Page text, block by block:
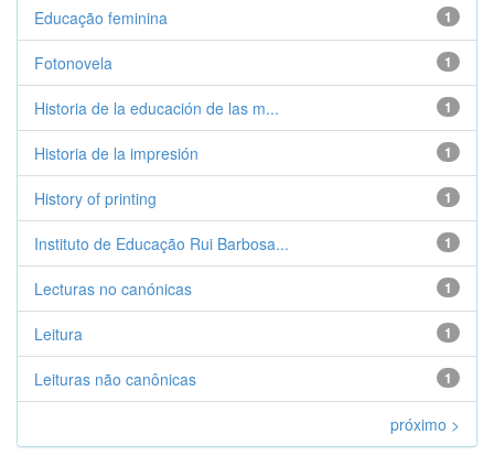
1
Educação feminina
1
Fotonovela
1
Historia de la educación de las m...
1
Historia de la impresión
1
History of printing
1
Instituto de Educação Rui Barbosa...
1
Lecturas no canónicas
1
Leitura
1
Leituras não canônicas
próximo >